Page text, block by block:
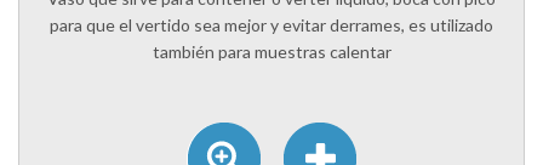
para que el vertido sea mejor y evitar derrames, es utilizado
también para muestras calentar